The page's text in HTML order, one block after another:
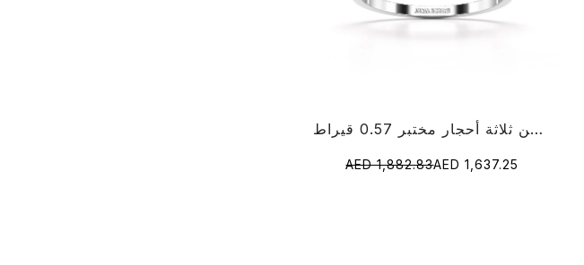
خاتم ألماس بسيط من ثلاثة أحجار مختبر 0.57 قيراط
AED 1,882.83AED 1,637.25